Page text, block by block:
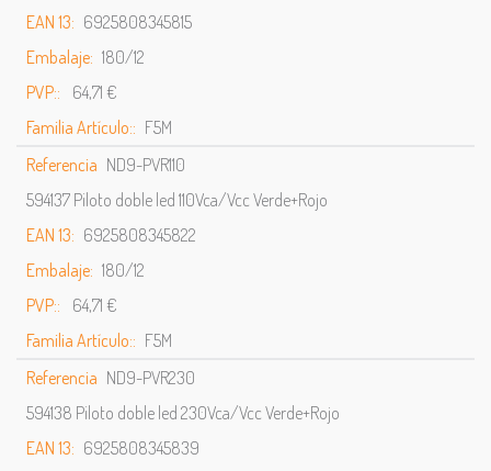
EAN 13: 6925808345815
Embalaje: 180/12
PVP::
64,71 €
Familia Artículo:: F5M
Referencia ND9-PVR110
594137 Piloto doble led 110Vca/Vcc Verde+Rojo
EAN 13: 6925808345822
Embalaje: 180/12
PVP::
64,71 €
Familia Artículo:: F5M
Referencia ND9-PVR230
594138 Piloto doble led 230Vca/Vcc Verde+Rojo
EAN 13: 6925808345839